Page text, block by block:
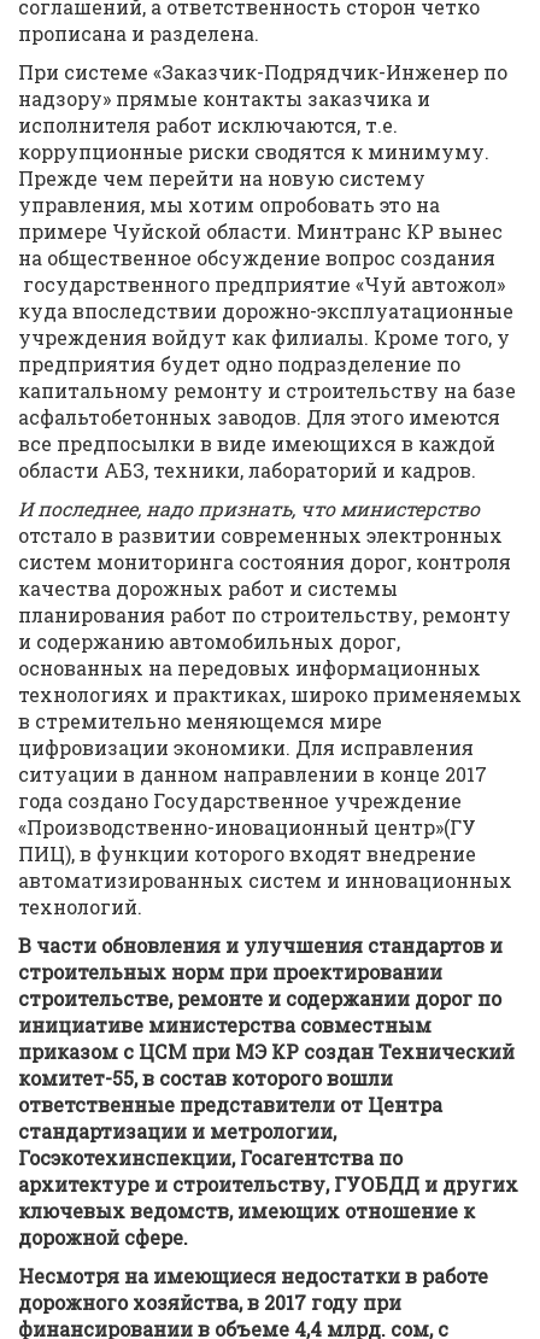
соглашений, а ответственность сторон четко
прописана и разделена.
При системе «Заказчик-Подрядчик-Инженер по
надзору» прямые контакты заказчика и
исполнителя работ исключаются, т.е.
коррупционные риски сводятся к минимуму.
Прежде чем перейти на новую систему
управления, мы хотим опробовать это на
примере Чуйской области. Минтранс КР вынес
на общественное обсуждение вопрос создания
государственного предприятие «Чуй автожол»
куда впоследствии дорожно-эксплуатационные
учреждения войдут как филиалы. Кроме того, у
предприятия будет одно подразделение по
капитальному ремонту и строительству на базе
асфальтобетонных заводов. Для этого имеются
все предпосылки в виде имеющихся в каждой
области АБЗ, техники, лабораторий и кадров.
И последнее, надо признать, что министерство
отстало в развитии современных электронных
систем мониторинга состояния дорог, контроля
качества дорожных работ и системы
планирования работ по строительству, ремонту
и содержанию автомобильных дорог,
основанных на передовых информационных
технологиях и практиках, широко применяемых
в стремительно меняющемся мире
цифровизации экономики. Для исправления
ситуации в данном направлении в конце 2017
года создано Государственное учреждение
«Производственно-иновационный центр»(ГУ
ПИЦ), в функции которого входят внедрение
автоматизированных систем и инновационных
технологий.
В части обновления и улучшения стандартов и
строительных норм при проектировании
строительстве, ремонте и содержании дорог по
инициативе министерства совместным
приказом с ЦСМ при МЭ КР создан Технический
комитет-55, в состав которого вошли
ответственные представители от Центра
стандартизации и метрологии,
Госэкотехинспекции, Госагентства по
архитектуре и строительству, ГУОБДД и других
ключевых ведомств, имеющих отношение к
дорожной сфере.
Несмотря на имеющиеся недостатки в работе
дорожного хозяйства, в 2017 году при
финансировании в объеме 4,4 млрд. сом, с